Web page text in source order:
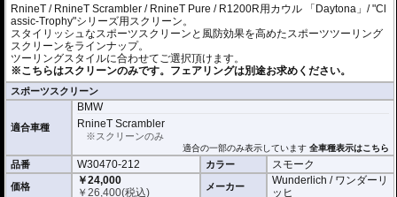
RnineT / RnineT Scrambler / RnineT Pure / R1200R用カウル 「Daytona」/ "Cl
assic-Trophy"シリーズ用スクリーン。
スタイリッシュなスポーツスクリーンと風防効果を高めたスポーツツーリング
スクリーンをラインナップ。
ツーリングスタイルに合わせてご選択頂けます。
※こちらはスクリーンのみです。フェアリングは別途お求めください。
スポーツスクリーン
適合車種
BMW
RnineT Scrambler
※スクリーンのみ
適合の一部のみ表示しています全車種表示はこちら
品番 W30470-212 カラー スモーク
価格
￥24,000
￥26,400(税込) メーカー
Wunderlich / ワンダーリ
ッヒ